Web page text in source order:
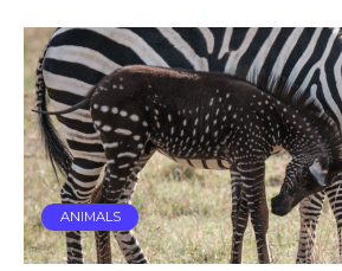
ANIMALS